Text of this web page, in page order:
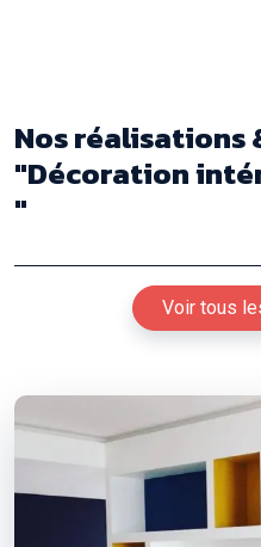
Nos réalisations
"Décoration
"
Voir tous